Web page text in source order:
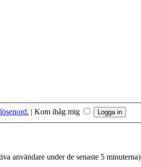
| Kom ihåg mig
användare under de senaste 5 minuterna)